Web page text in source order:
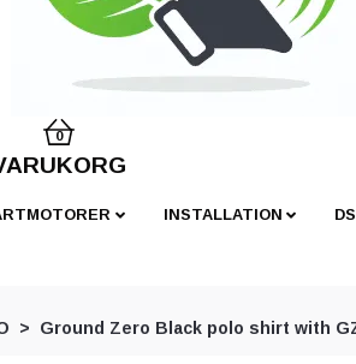
0
INSTALLATION
Ground Zero Black polo shirt with